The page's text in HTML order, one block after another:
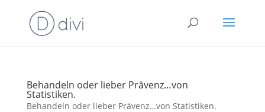
Behandeln oder lieber Prävenz…von
Statistiken.
Behandeln oder lieber Prävenz…von Statistiken.